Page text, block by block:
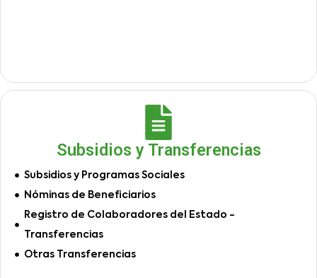
Subsidios y Transferencias
Subsidios y Programas Sociales
Nóminas de Beneficiarios
Registro de Colaboradores del Estado -
Transferencias
Otras Transferencias